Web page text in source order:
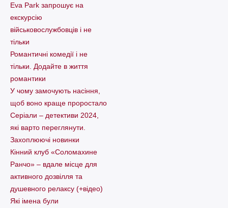
Eva Park запрошує на
екскурсію
військовослужбовців і не
тільки
Романтичні комедії і не
тільки. Додайте в життя
романтики
У чому замочують насіння,
щоб воно краще проростало
Серіали – детективи 2024,
які варто пеpеглянути.
Захоплюючі новинки
Кінний клуб «Соломахине
Ранчо» – вдале місце для
активного дозвілля та
душевного релаксу (+відео)
Які імена були